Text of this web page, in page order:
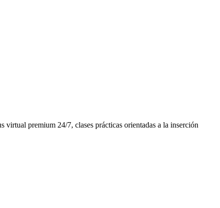
premium 24/7, clases prácticas orientadas a la inserción